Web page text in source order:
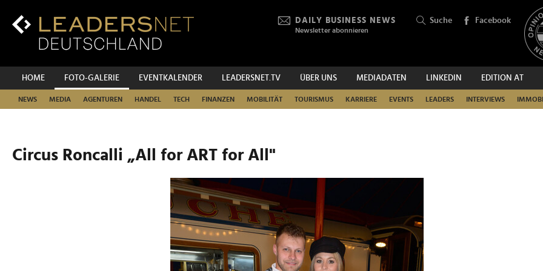
Inhalt
Hauptnavigation
DAILY BUSINESS NEWS
Newsletter abonnieren
Suche Facebook
HOME FOTO-GALERIE EVENTKALENDER LEADERSNET.TV ÜBER UNS MEDIADATEN LINKEDIN EDITION AT
NEWS MEDIA AGENTUREN HANDEL TECH FINANZEN MOBILITÄT TOURISMUS KARRIERE EVENTS LEADERS INTERVIEWS
SUCHEN
Circus Roncalli „All for ART for All"